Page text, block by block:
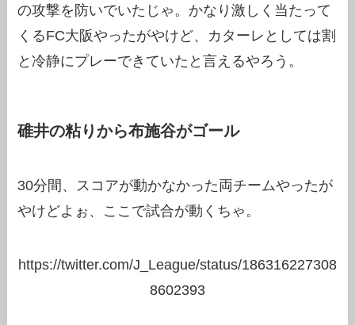
の攻撃を防いでいたじゃ。かなり激しく当たって
くるFC大阪やったがやけど、カターレとしては割
と冷静にプレーできていたと言えるやろう。
碓井の粘りから布施谷がゴール
30分間、スコアが動かなかった両チームやったが
やけどよぉ、ここで試合が動くちゃ。
https://twitter.com/J_League/status/186316227308
8602393